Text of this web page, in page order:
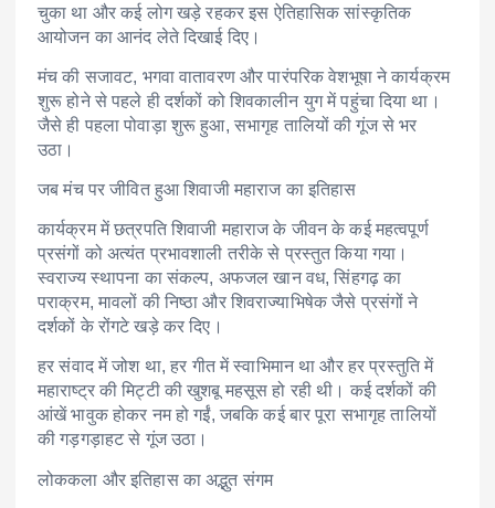
चुका था और कई लोग खड़े रहकर इस ऐतिहासिक सांस्कृतिक
आयोजन का आनंद लेते दिखाई दिए।
मंच की सजावट, भगवा वातावरण और पारंपरिक वेशभूषा ने कार्यक्रम
शुरू होने से पहले ही दर्शकों को शिवकालीन युग में पहुंचा दिया था।
जैसे ही पहला पोवाड़ा शुरू हुआ, सभागृह तालियों की गूंज से भर
उठा।
जब मंच पर जीवित हुआ शिवाजी महाराज का इतिहास
कार्यक्रम में छत्रपति शिवाजी महाराज के जीवन के कई महत्वपूर्ण
प्रसंगों को अत्यंत प्रभावशाली तरीके से प्रस्तुत किया गया।
स्वराज्य स्थापना का संकल्प, अफजल खान वध, सिंहगढ़ का
पराक्रम, मावलों की निष्ठा और शिवराज्याभिषेक जैसे प्रसंगों ने
दर्शकों के रोंगटे खड़े कर दिए।
हर संवाद में जोश था, हर गीत में स्वाभिमान था और हर प्रस्तुति में
महाराष्ट्र की मिट्टी की खुशबू महसूस हो रही थी। कई दर्शकों की
आंखें भावुक होकर नम हो गईं, जबकि कई बार पूरा सभागृह तालियों
की गड़गड़ाहट से गूंज उठा।
लोककला और इतिहास का अद्भुत संगम